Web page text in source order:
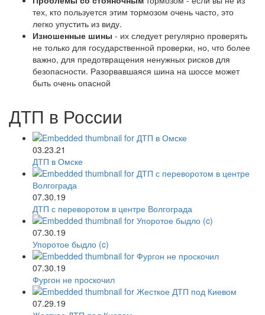
тех, кто пользуется этим тормозом очень часто, это
легко упустить из виду.
Изношенные шины - их следует регулярно проверять
не только для государственной проверки, но, что более
важно, для предотвращения ненужных рисков для
безопасности. Разорвавшаяся шина на шоссе может
быть очень опасной
ДТП в России
03.23.21
ДТП в Омске
07.30.19
ДТП с переворотом в центре Волгограда
07.30.19
Упоротое быдло (c)
07.30.19
Фургон не проскочил
07.29.19